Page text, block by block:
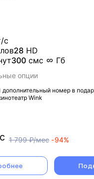
с
28 HD
300 смс Гб
опции
дополнительный номер в
Wink
1 799₽/мес -94%